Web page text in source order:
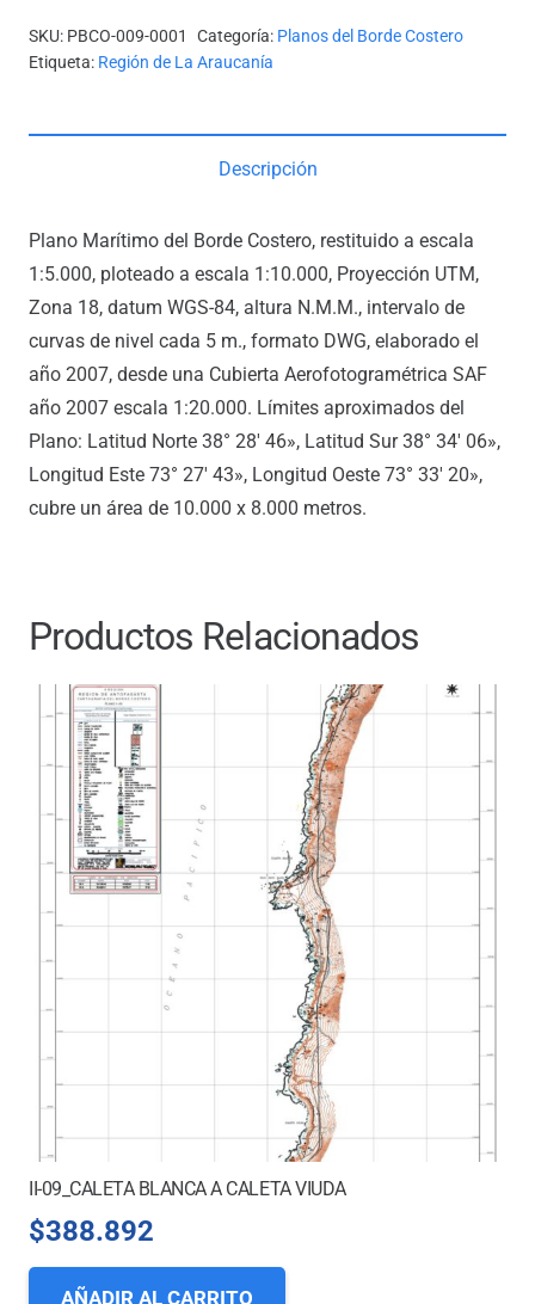
YUPEHUE
SKU: PBCO-009-0001 Categoría: Planos del Borde Costero
Etiqueta: Región de La Araucanía
Descripción
Plano Marítimo del Borde Costero, restituido a escala
1:5.000, ploteado a escala 1:10.000, Proyección UTM,
Zona 18, datum WGS-84, altura N.M.M., intervalo de
curvas de nivel cada 5 m., formato DWG, elaborado el
año 2007, desde una Cubierta Aerofotogramétrica SAF
año 2007 escala 1:20.000. Límites aproximados del
Plano: Latitud Norte 38° 28′ 46», Latitud Sur 38° 34′ 06»,
Longitud Este 73° 27′ 43», Longitud Oeste 73° 33′ 20»,
cubre un área de 10.000 x 8.000 metros.
Productos Relacionados
II-09_CALETA BLANCA A CALETA VIUDA
$388.892
AÑADIR AL CARRITO